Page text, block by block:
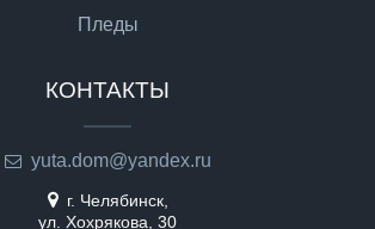
Пледы
КОНТАКТЫ
yuta.dom@yandex.ru
г. Челябинск,
ул. Хохрякова, 30